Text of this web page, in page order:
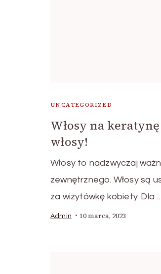
UNCATEGORIZED
Włosy na
włosy!
Włosy to nadzwyczaj
zewnętrznego. Włosy są
za wizytówkę kobiety. Dla
Admin 10 marca, 2023